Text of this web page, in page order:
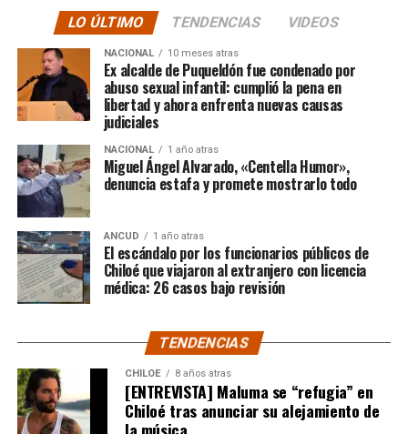
quienes lo han acompañado desde que compartió lo
ocurrido:
“Gracias a todos por el
apoyo!!!!”
Por el momento, las personas aludidas no han emitido
declaraciones públicas. La historia, según Centella,
recién comienza y, el mencionado posteo, ha generado
comentarios de todo tipo, en su gran mayoría, a favor
del humorista de Punta Arenas.
LO ÚLTIMO TENDENCIAS VIDEOS
NACIONAL 10 meses atras
Ex alcalde de Puqueldón fue condenado por
abuso sexual infantil: cumplió la pena en
libertad y ahora enfrenta nuevas causas
judiciales
NACIONAL 1 año atras
Miguel Ángel Alvarado, «Centella Humor»,
denuncia estafa y promete mostrarlo todo
ANCUD 1 año atras
El escándalo por los funcionarios públicos de
Chiloé que viajaron al extranjero con licencia
médica: 26 casos bajo revisión
TENDENCIAS
CHILOE 8 años atras
[ENTREVISTA] Maluma se “refugia” en
Chiloé tras anunciar su alejamiento de